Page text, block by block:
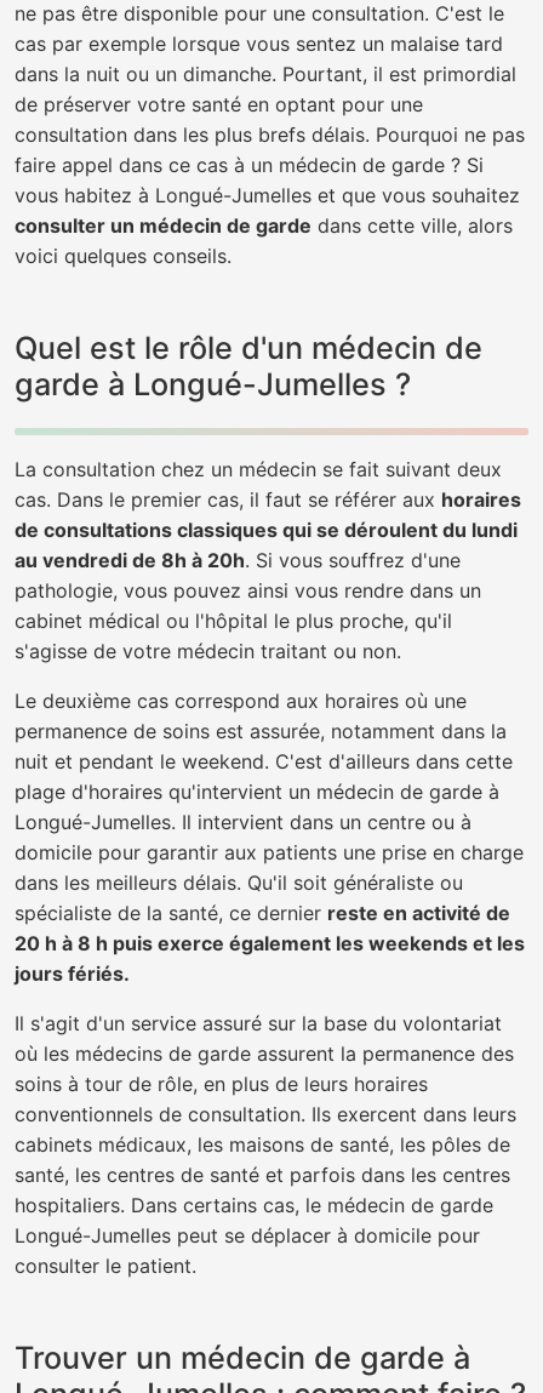
ne pas être disponible pour une consultation. C'est le
cas par exemple lorsque vous sentez un malaise tard
dans la nuit ou un dimanche. Pourtant, il est primordial
de préserver votre santé en optant pour une
consultation dans les plus brefs délais. Pourquoi ne pas
faire appel dans ce cas à un médecin de garde ? Si
vous habitez à Longué-Jumelles et que vous souhaitez
consulter un médecin de garde dans cette ville, alors
voici quelques conseils.
Quel est le rôle d'un médecin de
garde à Longué-Jumelles ?
La consultation chez un médecin se fait suivant deux
cas. Dans le premier cas, il faut se référer aux horaires
de consultations classiques qui se déroulent du lundi
au vendredi de 8h à 20h. Si vous souffrez d'une
pathologie, vous pouvez ainsi vous rendre dans un
cabinet médical ou l'hôpital le plus proche, qu'il
s'agisse de votre médecin traitant ou non.
Le deuxième cas correspond aux horaires où une
permanence de soins est assurée, notamment dans la
nuit et pendant le weekend. C'est d'ailleurs dans cette
plage d'horaires qu'intervient un médecin de garde à
Longué-Jumelles. Il intervient dans un centre ou à
domicile pour garantir aux patients une prise en charge
dans les meilleurs délais. Qu'il soit généraliste ou
spécialiste de la santé, ce dernier reste en activité de
20 h à 8 h puis exerce également les weekends et les
jours fériés.
Il s'agit d'un service assuré sur la base du volontariat
où les médecins de garde assurent la permanence des
soins à tour de rôle, en plus de leurs horaires
conventionnels de consultation. Ils exercent dans leurs
cabinets médicaux, les maisons de santé, les pôles de
santé, les centres de santé et parfois dans les centres
hospitaliers. Dans certains cas, le médecin de garde
Longué-Jumelles peut se déplacer à domicile pour
consulter le patient.
Trouver un médecin de garde à